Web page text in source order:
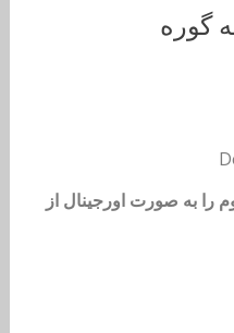
گوره
را به صورت اورجینال از